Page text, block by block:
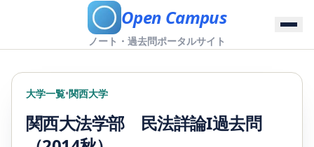
Open Campus
ノート・過去問ポータルサイト
大学一覧•関西大学
関西大法学部 民法詳論I過去問